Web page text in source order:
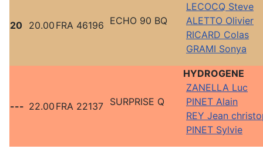
20 20.00 FRA 46196 ECHO 90 BQ
LECOCQ Steve
ALETTO Olivier
RICARD Colas
GRAMI Sonya
--- 22.00 FRA 22137 SURPRISE Q
HYDROGENE
ZANELLA Luc
PINET Alain
REY Jean
PINET Sylvie